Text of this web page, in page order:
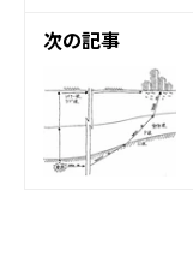
次の記事